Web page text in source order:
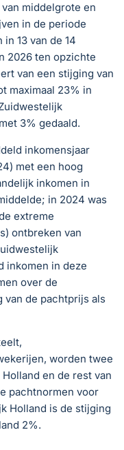
middelgrote en
in de periode
13 van de 14
2026 ten opzichte
van een stijging van
maximaal 23% in
3% gedaald.
inkomensjaar
met een hoog
inkomen in
in 2024 was
extreme
ontbreken van
inkomen in deze
over de
van de pachtprijs als
worden twee
en de rest van
pachtnormen voor
Holland is de stijging
2%.